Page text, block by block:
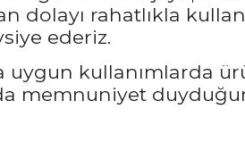
dolayı rahatlıkla
ederiz.
kullanımlarda
memnuniyet